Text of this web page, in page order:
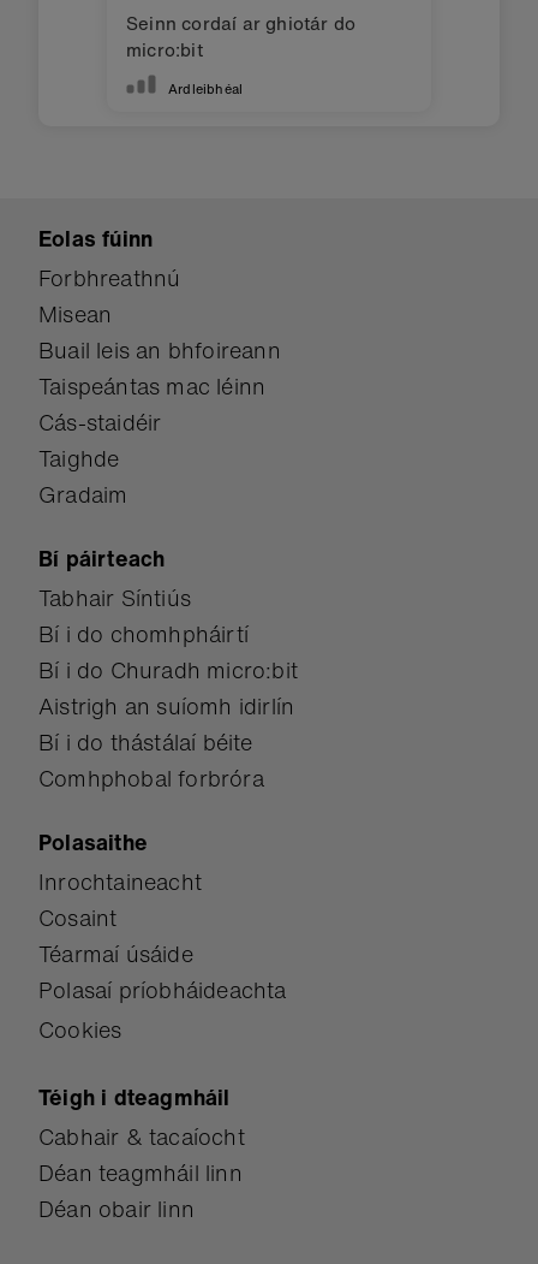
Seinn cordaí ar ghiotár do
micro:bit
Ardleibhéal
Eolas fúinn
Forbhreathnú
Misean
Buail leis an bhfoireann
Taispeántas mac léinn
Cás-staidéir
Taighde
Gradaim
Bí páirteach
Tabhair Síntiús
Bí i do chomhpháirtí
Bí i do Churadh micro:bit
Aistrigh an suíomh idirlín
Bí i do thástálaí béite
Comhphobal forbróra
Polasaithe
Inrochtaineacht
Cosaint
Téarmaí úsáide
Polasaí príobháideachta
Cookies
Téigh i dteagmháil
Cabhair & tacaíocht
Déan teagmháil linn
Déan obair linn